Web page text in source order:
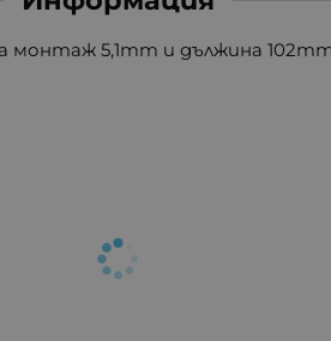
монтаж 5,1mm и дължина